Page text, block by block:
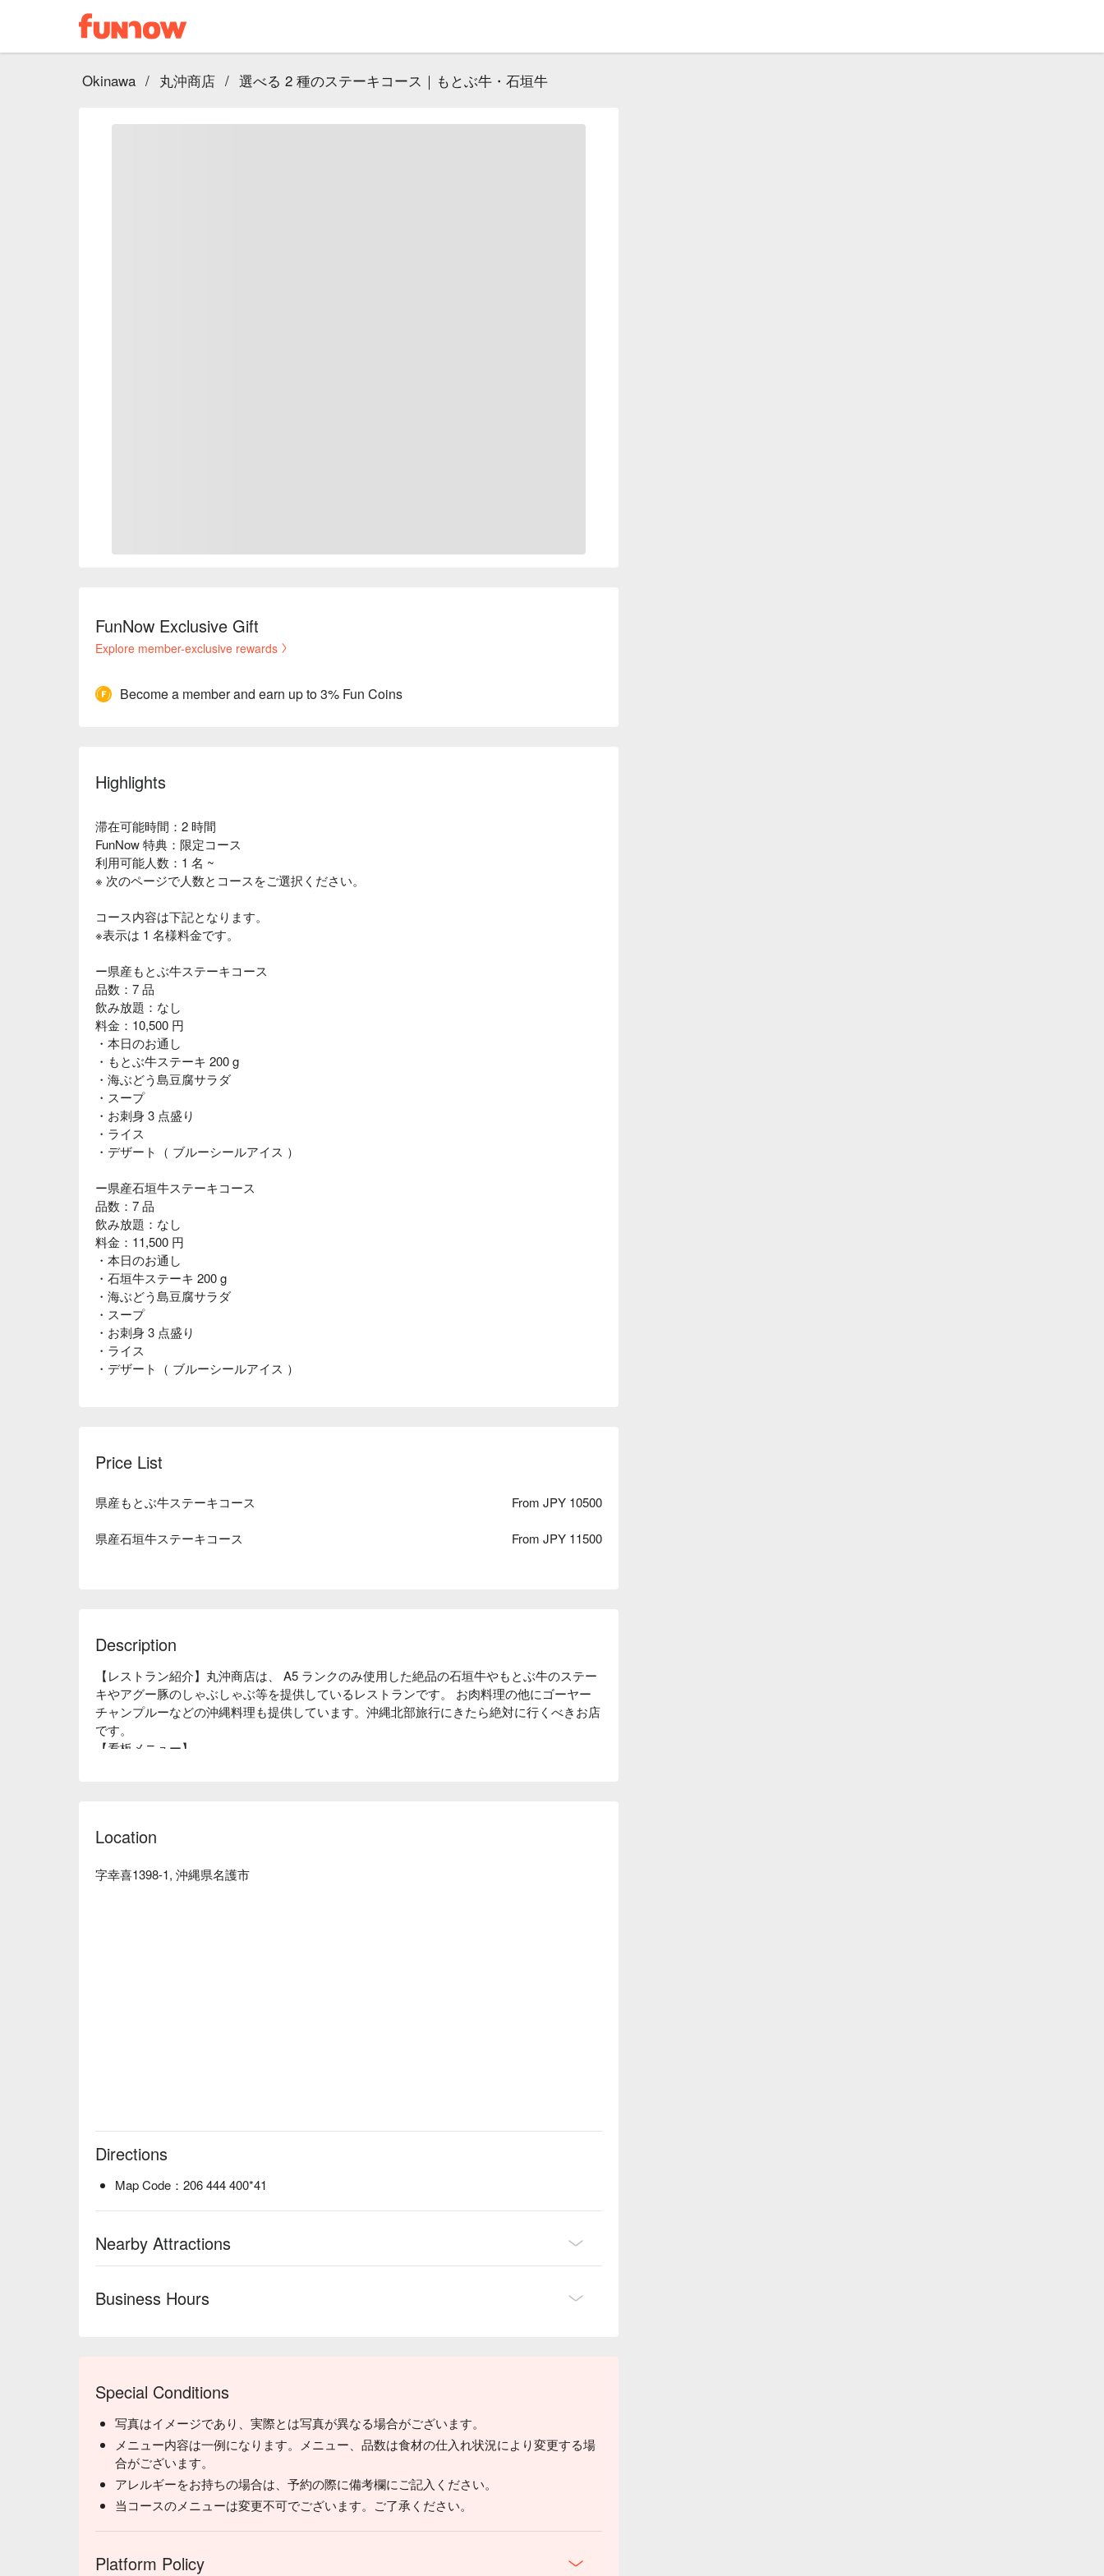
Okinawa / 丸沖商店 / 選べる 2 種のステーキコース｜もとぶ牛・石垣牛
FunNow Exclusive Gift
Explore member-exclusive rewards
Become a member and earn up to 3% Fun Coins
Highlights
滞在可能時間：2 時間
FunNow 特典：限定コース
利用可能人数：1 名 ~
※ 次のページで人数とコースをご選択ください。
コース内容は下記となります。
※表示は 1 名様料金です。
ー県産もとぶ牛ステーキコース
品数：7 品
飲み放題：なし
料金：10,500 円
・本日のお通し
・もとぶ牛ステーキ 200 g
・海ぶどう島豆腐サラダ
・スープ
・お刺身 3 点盛り
・ライス
・デザート（ ブルーシールアイス ）
ー県産石垣牛ステーキコース
品数：7 品
飲み放題：なし
料金：11,500 円
・本日のお通し
・石垣牛ステーキ 200 g
・海ぶどう島豆腐サラダ
・スープ
・お刺身 3 点盛り
・ライス
・デザート（ ブルーシールアイス ）
Price List
県産もとぶ牛ステーキコース From JPY 10500
県産石垣牛ステーキコース From JPY 11500
Description
【レストラン紹介】丸沖商店は、 A5 ランクのみ使用した絶品の石垣牛やもとぶ牛のステー
キやアグー豚のしゃぶしゃぶ等を提供しているレストランです。 お肉料理の他にゴーヤー
チャンプルーなどの沖縄料理も提供しています。沖縄北部旅行にきたら絶対に行くべきお店
です。
【看板メニュー】
けます。「 沖縄が好きになる店 」を目指して居心地の良い空間作りを心がけています。
Location
字幸喜1398-1, 沖縄県名護市
Directions
Map Code：206 444 400*41
Nearby Attractions
Business Hours
Special Conditions
写真はイメージであり、実際とは写真が異なる場合がございます。
メニュー内容は一例になります。メニュー、品数は食材の仕入れ状況により変更する場
合がございます。
アレルギーをお持ちの場合は、予約の際に備考欄にご記入ください。
当コースのメニューは変更不可でございます。ご了承ください。
Platform Policy